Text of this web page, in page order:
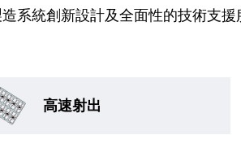
系統創新設計及全面性的技術支
高速射出